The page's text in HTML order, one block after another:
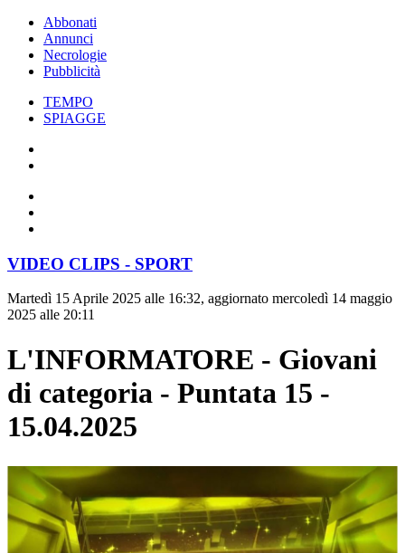
Abbonati
Annunci
Necrologie
Pubblicità
TEMPO
SPIAGGE
VIDEO CLIPS - SPORT
Martedì 15 Aprile 2025 alle 16:32, aggiornato mercoledì 14 maggio
2025 alle 20:11
L'INFORMATORE - Giovani
di categoria - Puntata 15 -
15.04.2025